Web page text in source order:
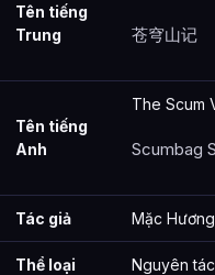
Tên tiếng
Trung
苍穹山记
Tên tiếng
Anh
The Scum
Scumbag
Tác giả Mặc
Thể loại Nguyên